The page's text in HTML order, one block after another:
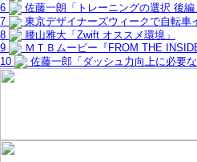
6
佐藤一朗「トレーニングの選択 後編
7
東京デザイナーズウィークで自転車
8
腰山雅大「Zwift オススメ環境」
9
ＭＴＢムービー『FROM THE
10
佐藤一郎「ダッシュ力向上に必要